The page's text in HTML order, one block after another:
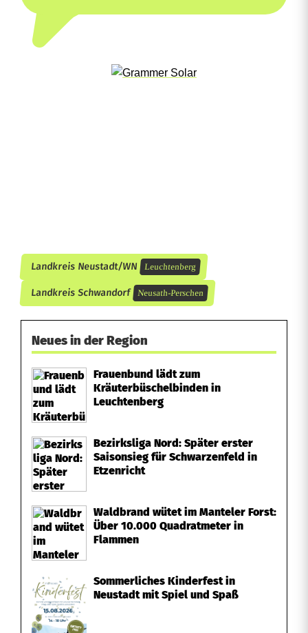
Landkreis Neustadt/WN Leuchtenberg
Landkreis Schwandorf Neusath-Perschen
Neues in der Region
Frauenbund lädt zum
Kräuterbüschelbinden in
Leuchtenberg
Bezirksliga Nord: Später erster
Saisonsieg für Schwarzenfeld in
Etzenricht
Waldbrand wütet im Manteler Forst:
Über 10.000 Quadratmeter in
Flammen
Sommerliches Kinderfest in
Neustadt mit Spiel und Spaß